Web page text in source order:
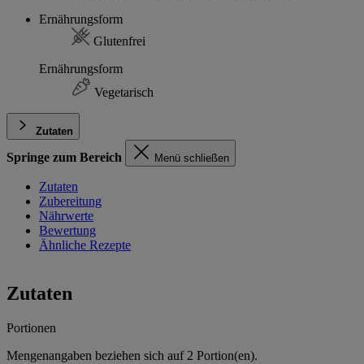
Ernährungsform
Glutenfrei
Ernährungsform
Vegetarisch
Zutaten
Springe zum Bereich Menü schließen
Zutaten
Zubereitung
Nährwerte
Bewertung
Ähnliche Rezepte
Zutaten
Portionen
Mengenangaben beziehen sich auf 2 Portion(en).